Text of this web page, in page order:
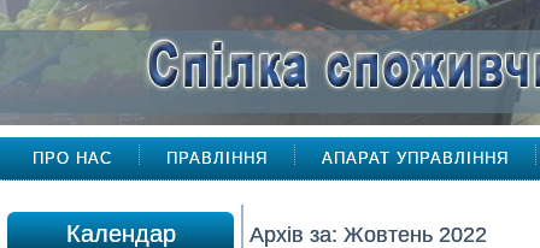
ПРО НАС ПРАВЛІННЯ АПАРАТ УПРАВЛІННЯ
Календар Архів за: Жовтень 2022